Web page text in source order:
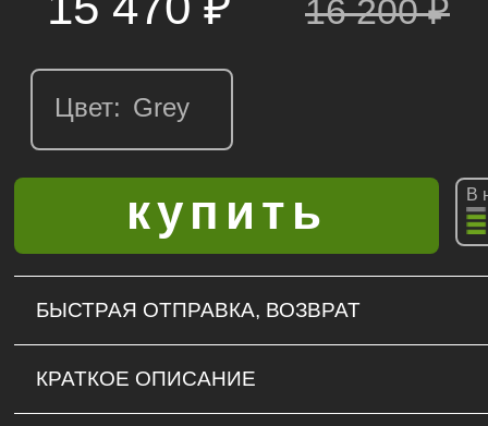
16 200₽
Цвет:
В
БЫСТРАЯ ОТПРАВКА, ВОЗВРАТ
КРАТКОЕ ОПИСАНИЕ